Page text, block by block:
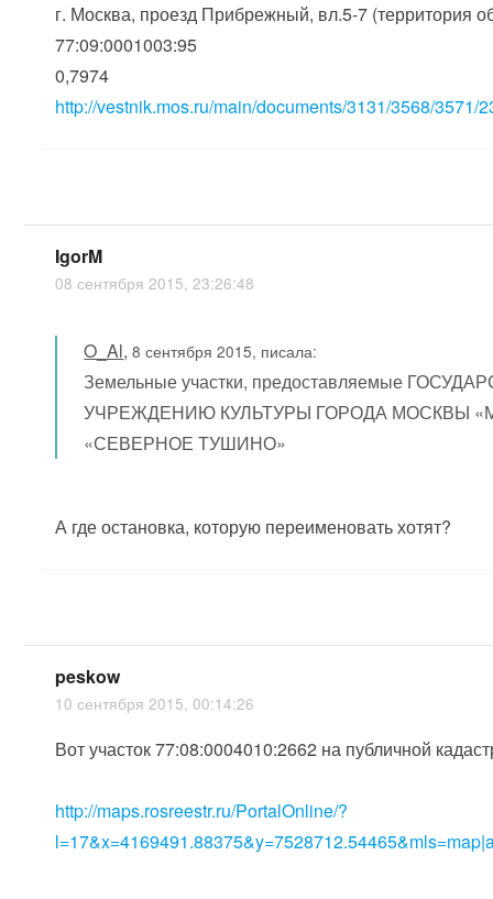
г. Москва, проезд Прибрежный, вл.5-7 (территория
77:09:0001003:95
0,7974
http://vestnik.mos.ru/main/documents/3131/3568/3571/
IgorM
08 сентября 2015, 23:26:48
O_Al,8 сентября 2015, писала:
Земельные участки, предоставляемые
УЧРЕЖДЕНИЮ КУЛЬТУРЫ ГОРОДА МОСКВЫ
«СЕВЕРНОЕ ТУШИНО»
А где остановка, которую переименовать хотят?
peskow
10 сентября 2015, 00:14:26
Вот участок 77:08:0004010:2662 на публичной
http://maps.rosreestr.ru/PortalOnline/?